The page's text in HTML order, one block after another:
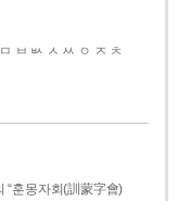
ㅂ ㅄ ㅅ ㅆ ㅇ ㅈ ㅊ
“훈몽자회(訓蒙字會)